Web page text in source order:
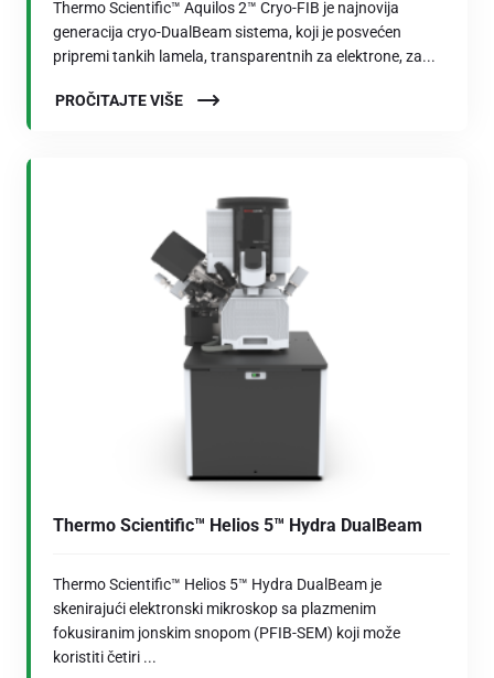
Thermo Scientific™ Aquilos 2™ Cryo-FIB je najnovija
generacija cryo-DualBeam sistema, koji je posvećen
pripremi tankih lamela, transparentnih za elektrone, za...
PROČITAJTE VIŠE
Thermo Scientific™ Helios 5™ Hydra DualBeam
Thermo Scientific™ Helios 5™ Hydra DualBeam je
skenirajući elektronski mikroskop sa plazmenim
fokusiranim jonskim snopom (PFIB-SEM) koji može
koristiti četiri ...